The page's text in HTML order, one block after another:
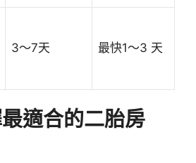
3～7天 最快1～3 天
適合的二胎房